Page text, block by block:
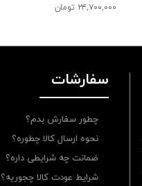
۲۴,۷۰۰,۰۰۰ تومان
سفارشات
چطور سفارش بدم؟
نحوه ارسال کالا چطوره؟
ضمانت چه شرایطی داره؟
شرایط عودت کالا چجوریه؟